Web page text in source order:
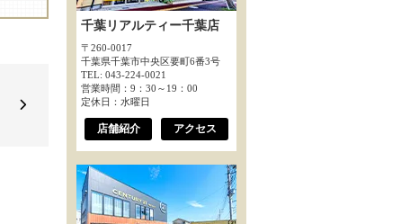
千葉リアルティー千葉店
〒260-0017
千葉県千葉市中央区要町6番3号
TEL: 043-224-0021
営業時間：9：30～19：00
定休日：水曜日
店舗紹介 アクセス